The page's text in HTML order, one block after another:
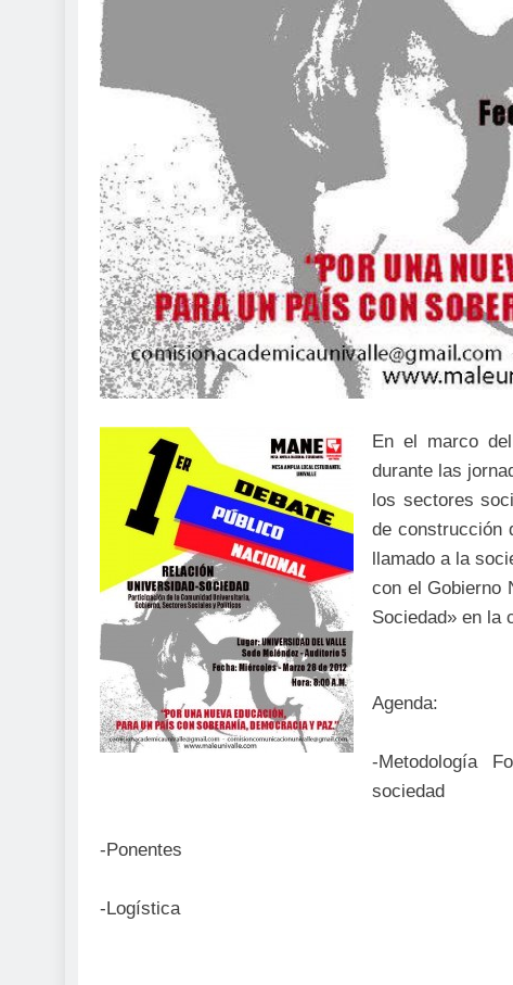
En el marco
durante las
los sectores
de construcción
llamado a la
con el Gobierno
Sociedad» en la
Agenda:
-Metodología
sociedad
-Ponentes
-Logística